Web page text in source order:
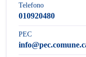
Telefono
010920480
PEC